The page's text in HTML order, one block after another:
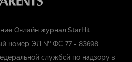
Онлайн журнал StarHit
номер ЭЛ № ФС 77 - 83698
службой по надзору в